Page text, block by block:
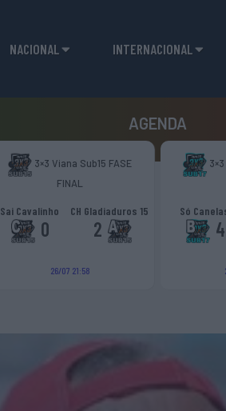
NACIONAL INTERNACIONAL
AGENDA
3×3 Viana Sub15 FASE
FINAL
Sai Cavalinho
0
CH Gladiaduros 15
2
26/07 21:58
Só
4